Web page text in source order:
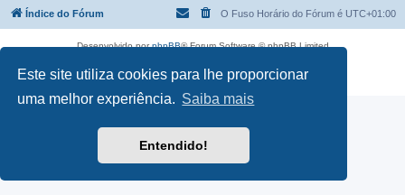
Este site utiliza cookies para lhe proporcionar
uma melhor experiência. Saiba mais
Entendido!
Índice do Fórum O Fuso Horário do Fórum é UTC+01:00
Desenvolvido porphpBB® Forum Software © phpBB Limited
Privacidade|Termos